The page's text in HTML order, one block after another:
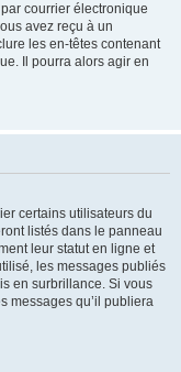
courrier électronique
avez reçu à un
les en-têtes contenant
Il pourra alors agir en
certains utilisateurs du
listés dans le panneau
leur statut en ligne et
les messages publiés
en surbrillance. Si vous
messages qu’il publiera